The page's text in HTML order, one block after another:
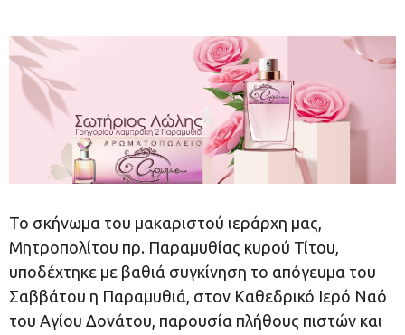
Το σκήνωμα του μακαριστού ιεράρχη μας,
Μητροπολίτου πρ. Παραμυθίας κυρού Τίτου,
υποδέχτηκε με βαθιά συγκίνηση το απόγευμα του
Σαββάτου η Παραμυθιά, στον Καθεδρικό Ιερό Ναό
του Αγίου Δονάτου, παρουσία πλήθους πιστών και